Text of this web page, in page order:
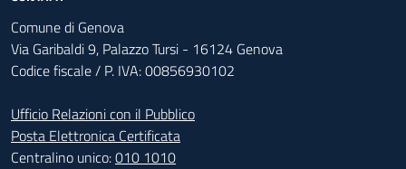
Comune di Genova
Via Garibaldi 9, Palazzo Tursi - 16124 Genova
Codice fiscale / P. IVA: 00856930102
Ufficio Relazioni con il Pubblico
Posta Elettronica Certificata
Centralino unico:010 1010